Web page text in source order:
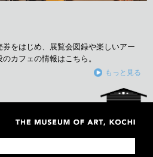
をはじめ、展覧会図録や楽しいアー
カフェの情報はこちら。
もっと見る